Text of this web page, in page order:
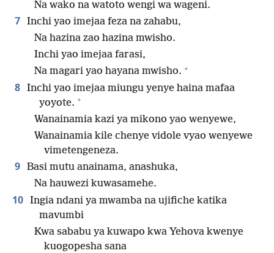
Na wako na watoto wengi wa wageni.
7 Inchi yao imejaa feza na zahabu,
Na hazina zao hazina mwisho.
Inchi yao imejaa farasi,
Na magari yao hayana mwisho. +
8 Inchi yao imejaa miungu yenye haina mafaa
yoyote. +
Wanainamia kazi ya mikono yao wenyewe,
Wanainamia kile chenye vidole vyao wenyewe
vimetengeneza.
9 Basi mutu anainama, anashuka,
Na hauwezi kuwasamehe.
10 Ingia ndani ya mwamba na ujifiche katika
mavumbi
Kwa sababu ya kuwapo kwa Yehova kwenye
kuogopesha sana